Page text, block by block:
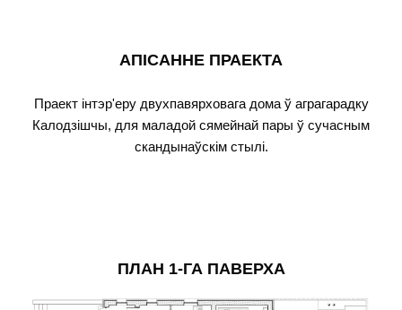
АПІСАННЕ ПРАЕКТА
Праект інтэр'еру двухпавярховага дома ў аграгарадку
Калодзішчы, для маладой сямейнай пары ў сучасным
скандынаўскім стылі.
ПЛАН 1-ГА ПАВЕРХА